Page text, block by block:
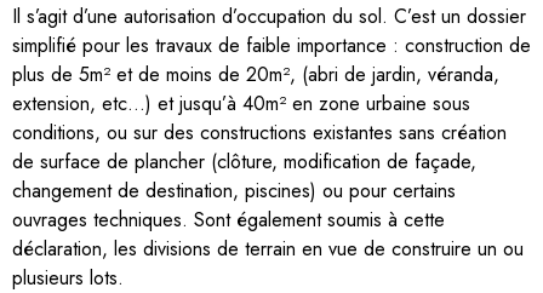
Il s’agit d’une autorisation d’occupation du sol. C’est un dossier
simplifié pour les travaux de faible importance : construction de
plus de 5m² et de moins de 20m², (abri de jardin, véranda,
extension, etc…) et jusqu’à 40m² en zone urbaine sous
conditions, ou sur des constructions existantes sans création
de surface de plancher (clôture, modification de façade,
changement de destination, piscines) ou pour certains
ouvrages techniques. Sont également soumis à cette
déclaration, les divisions de terrain en vue de construire un ou
plusieurs lots.